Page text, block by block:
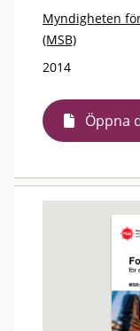
Myndigheten
(MSB)
2014
Öppna